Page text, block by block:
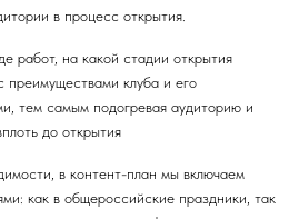
в процесс открытия.
работ, на какой стадии открытия
преимуществами клуба и его
тем самым подогревая аудиторию и
до открытия
в контент-план мы включаем
как в общероссийские праздники, так